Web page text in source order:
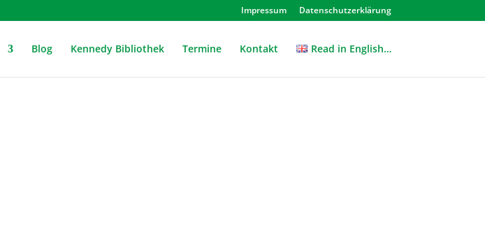
Impressum Datenschutzerklärung
Blog Kennedy Bibliothek Termine Kontakt Read in English…